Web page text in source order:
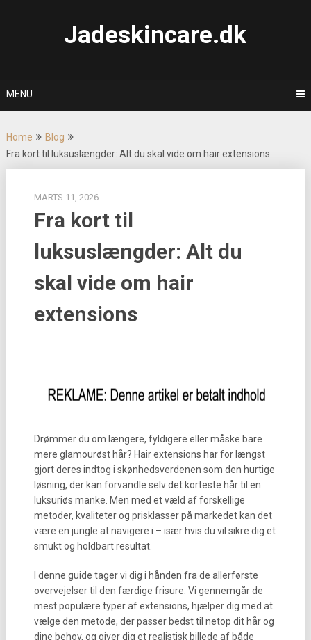
Jadeskincare.dk
MENU
Home
Blog
Fra kort til luksuslængder: Alt du skal vide om hair extensions
MARTS 11, 2026
Fra kort til
luksuslængder: Alt du
skal vide om hair
extensions
Drømmer du om længere, fyldigere eller måske bare
mere glamourøst hår? Hair extensions har for længst
gjort deres indtog i skønhedsverdenen som den hurtige
løsning, der kan forvandle selv det korteste hår til en
luksuriøs manke. Men med et væld af forskellige
metoder, kvaliteter og prisklasser på markedet kan det
være en jungle at navigere i – især hvis du vil sikre dig et
smukt og holdbart resultat.
I denne guide tager vi dig i hånden fra de allerførste
overvejelser til den færdige frisure. Vi gennemgår de
mest populære typer af extensions, hjælper dig med at
vælge den metode, der passer bedst til netop dit hår og
dine behov, og giver dig et realistisk billede af både